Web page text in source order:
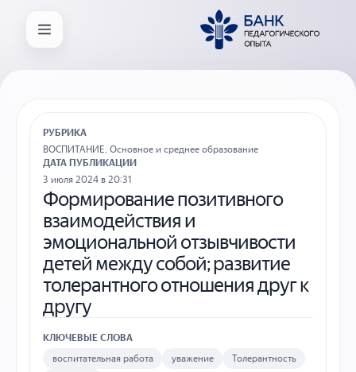
РУБРИКА
ВОСПИТАНИЕ, Основное и среднее образование
ДАТА ПУБЛИКАЦИИ
3 июля 2024 в 20:31
Формирование позитивного
взаимодействия и
эмоциональной отзывчивости
детей между собой; развитие
толерантного отношения друг к
другу
КЛЮЧЕВЫЕ СЛОВА
воспитательная работа
уважение
Толерантность